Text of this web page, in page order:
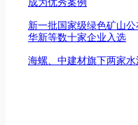
成为优秀案例
新一批国家级绿色矿山
华新等数十家企业入选
海螺、中建材旗下两家